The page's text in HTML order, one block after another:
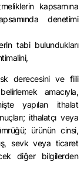
kapsamına
denetimi
tabi bulundukları
derecesini ve fiili
amacıyla,
yapılan ithalat
ithalatçı veya
ürünün cinsi,
sevk veya ticaret
diğer bilgilerden